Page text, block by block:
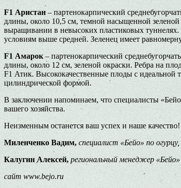
F1 Аристан– партенокарпический
длины, около 10,5 см, темной насыщенной
выращивании в невысоких пластиковых
условиям выше средней. Зеленец имеет
F1 Амарок– партенокарпический
длины, около 12 см, зеленой окраски. Ребра на
F1 Атик. Высококачественные плоды с идеальной
цилиндрической формой.
В заключении напоминаем, что специалисты
вашего хозяйства.
Неизменным останется ваш успех и наше качество!
Миленченко Вадим, специалист «Бейо» по
Калугин Алексей, региональный менеджер «Бейо»
сайт www.bejo.ru